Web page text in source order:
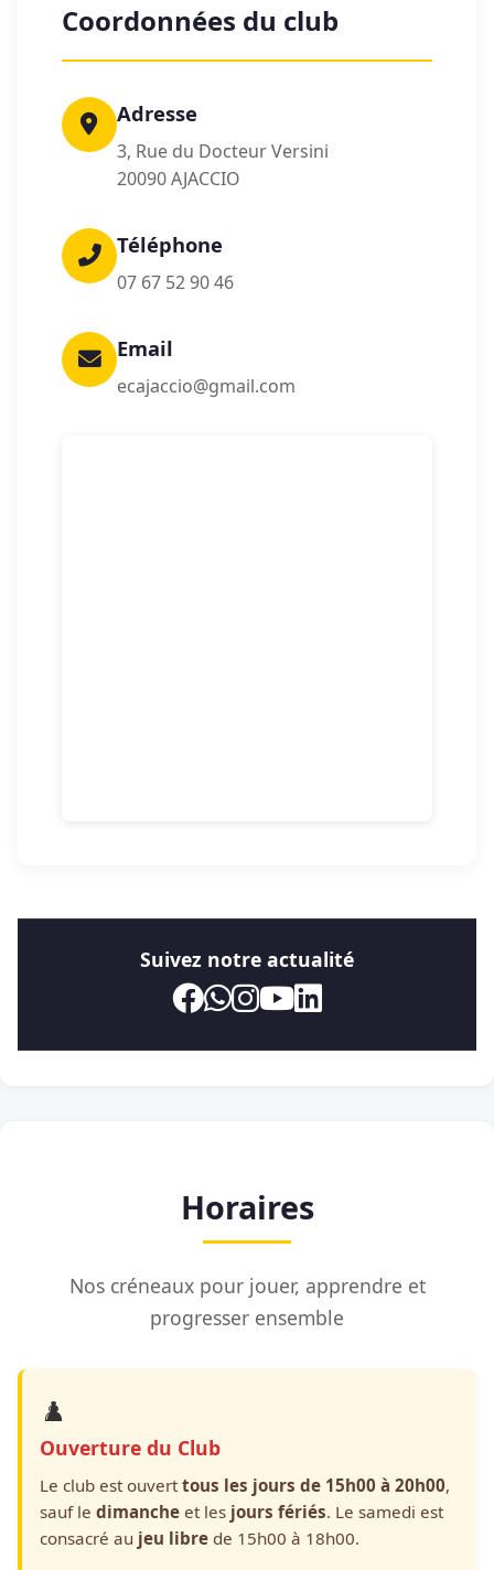
Coordonnées du club
Adresse
3, Rue du Docteur Versini
20090 AJACCIO
Téléphone
07 67 52 90 46
Email
ecajaccio@gmail.com
Suivez notre actualité
Horaires
Nos créneaux pour jouer, apprendre et
progresser ensemble
♟️
Ouverture du Club
Le club est ouvert tous les jours de 15h00 à 20h00,
sauf le dimanche et les jours fériés. Le samedi est
consacré au jeu libre de 15h00 à 18h00.